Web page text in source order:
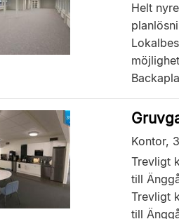
Helt
Kontor,
Trevligt
till
Trevligt
till